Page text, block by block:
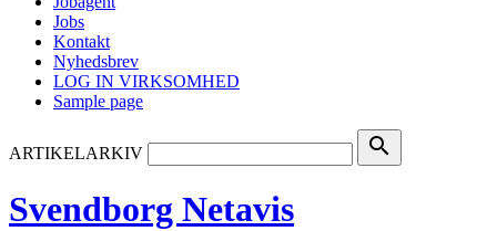
Jobs
Kontakt
Nyhedsbrev
LOG IN VIRKSOMHED
Sample page
ARTIKELARKIV search
Svendborg Netavis